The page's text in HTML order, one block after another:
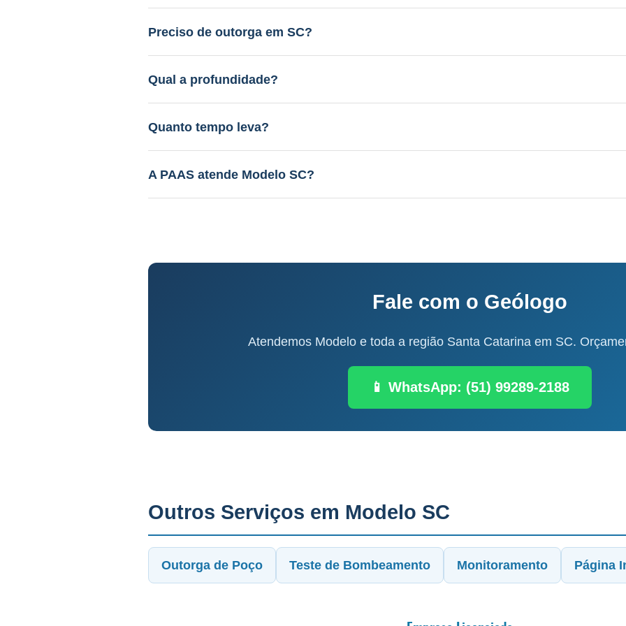
Entre R$ 12.000 a R$ 45.000. Aquífero variável conforme a geologia local,
gratuito.
Preciso de outorga em SC?
Sim. A PAAS cuida de todo o licenciamento junto ao IMA-SC.
Qual a profundidade?
40 a 150m em aquífero variável conforme a geologia local, vazão de 3 a 30 m³/h.
Quanto tempo leva?
Perfuração: 3-15 dias. Processo completo: 60-120 dias.
A PAAS atende Modelo SC?
Sim! Desde 1985, com geólogo e equipe própria.
Fale com o Geólogo
Atendemos Modelo e toda a região Santa Catarina em SC.
📱 WhatsApp: (51) 99289-2188
Outros Serviços em Modelo SC
Outorga de Poço Teste de Bombeamento Monitoramento Página